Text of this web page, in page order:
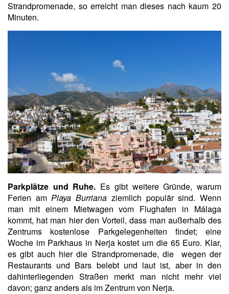
Strandpromenade, so erreicht man dieses nach kaum 20
Minuten.
Parkplätze und Ruhe. Es gibt weitere Gründe, warum
Ferien amPlaya Burriana ziemlich populär sind. Wenn
man mit einem Mietwagen vom Flughafen in Málaga
kommt, hat man hier den Vorteil, dass man außerhalb des
Zentrums kostenlose Parkgelegenheiten findet; eine
Woche im Parkhaus in Nerja kostet um die 65 Euro. Klar,
es gibt auch hier die Strandpromenade, die wegen der
Restaurants und Bars belebt und laut ist, aber in den
dahinterliegenden Straßen merkt man nicht mehr viel
davon; ganz anders als im Zentrum von Nerja.